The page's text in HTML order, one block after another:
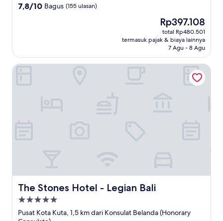
7.8
7,8/10 Bagus (155 ulasan)
Harga
sekarang
Rp397.108
Rp397.108
total Rp480.501
termasuk pajak & biaya lainnya
7 Agu - 8 Agu
The Stones Hotel - Legian Bali
The Stones Hotel - Legian Bali
Properti
bintang
Pusat Kota Kuta, 1,5 km dari Konsulat Belanda (Honorary
The Stones Hotel - Legian Bali